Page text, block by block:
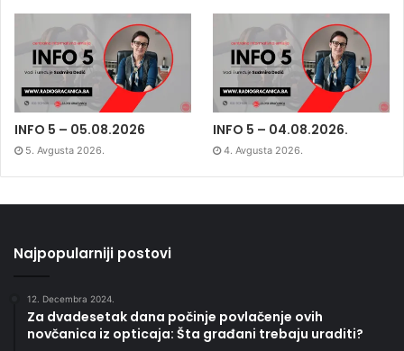
INFO 5 – 05.08.2026
5. Avgusta 2026.
INFO 5 – 04.08.2026.
4. Avgusta 2026.
Najpopularniji postovi
12. Decembra 2024.
Za dvadesetak dana počinje povlačenje ovih
novčanica iz opticaja: Šta građani trebaju uraditi?